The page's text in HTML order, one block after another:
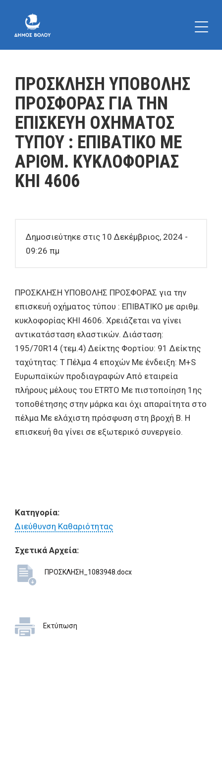
ΠΡΟΣΚΛΗΣΗ ΥΠΟΒΟΛΗΣ
ΠΡΟΣΦΟΡΑΣ ΓΙΑ ΤΗΝ
ΕΠΙΣΚΕΥΗ ΟΧΗΜΑΤΟΣ
ΤΥΠΟΥ : ΕΠΙΒΑΤΙΚΟ ΜΕ
ΑΡΙΘΜ. ΚΥΚΛΟΦΟΡΙΑΣ
ΚΗΙ 4606
Δημοσιεύτηκε στις 10 Δεκέμβριος, 2024 -
09:26 πμ
ΠΡΟΣΚΛΗΣΗ ΥΠΟΒΟΛΗΣ ΠΡΟΣΦΟΡΑΣ για την
επισκευή οχήματος τύπου : ΕΠΙΒΑΤΙΚΟ με αριθμ.
κυκλοφορίας ΚΗΙ 4606. Χρειάζεται να γίνει
αντικατάσταση ελαστικών. Διάσταση:
195/70R14 (τεμ.4) Δείκτης Φορτίου: 91 Δείκτης
ταχύτητας: Τ Πέλμα 4 εποχών Με ένδειξη: M+S
Ευρωπαϊκών προδιαγραφών Από εταιρεία
πλήρους μέλους του ETRTO Με πιστοποίηση 1ης
τοποθέτησης στην μάρκα και όχι απαραίτητα στο
πέλμα Με ελάχιστη πρόσφυση στη βροχή Β. Η
επισκευή θα γίνει σε εξωτερικό συνεργείο.
Κατηγορία:
Διεύθυνση Καθαριότητας
Σχετικά Αρχεία:
ΠΡΟΣΚΛΗΣΗ_1083948.docx
Εκτύπωση